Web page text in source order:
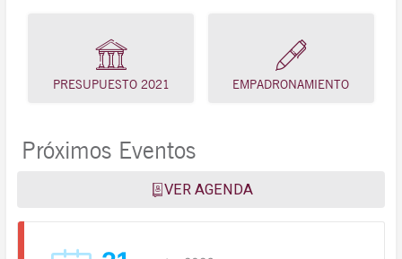
PRESUPUESTO 2021 EMPADRONAMIENTO
Próximos Eventos
VER AGENDA